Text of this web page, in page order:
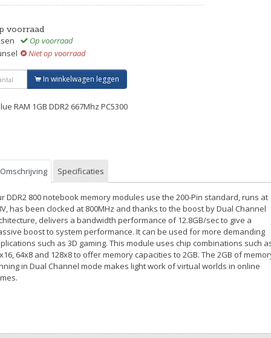
voorraad
Op voorraad
Niet op voorraad
In winkelwagen leggen
RAM 1GB DDR2 667Mhz PC5300
Omschrijving Specificaties
DDR2 800 notebook memory modules use the 200-Pin standard, runs at
has been clocked at 800MHz and thanks to the boost by Dual Channel
delivers a bandwidth performance of 12.8GB/sec to give a
boost to system performance. It can be used for more demanding
such as 3D gaming. This module uses chip combinations such
64x8 and 128x8 to offer memory capacities to 2GB. The 2GB of
in Dual Channel mode makes light work of virtual worlds in online